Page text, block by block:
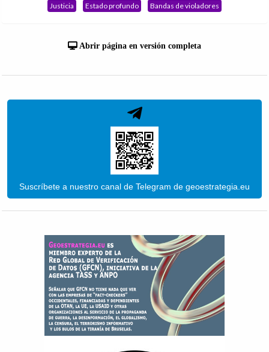
Justicia
Estado profundo Bandas de violadores
Abrir página en versión completa
Suscríbete a nuestro canal de Telegram de geoestrategia.eu